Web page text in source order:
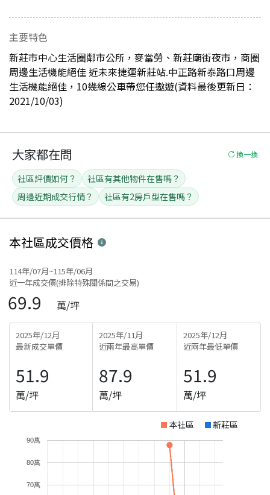
主要特色
新莊市中心生活圈鄰市公所，麥當勞、新莊廟街夜市，商圈
周邊生活機能絕佳 近未來捷運新莊站.中正路新泰路口周邊
生活機能絕佳，10幾線公車帶您任遨遊(資料最後更新日：
2021/10/03)
大家都在問 換一換
社區評價如何？
社區有其他物件在售嗎？
周邊近期成交行情？
社區有2房戶型在售嗎？
本社區成交價格
114年/07月~115年/06月
近一年成交價(排除特殊關係間之交易)
69.9 萬/坪
2025年/12月
最新成交單價
51.9
萬/坪
2025年/11月
近兩年最高單價
87.9
萬/坪
2025年/12月
近兩年最低單價
51.9
萬/坪
本社區 新莊區
70萬
80萬
90萬